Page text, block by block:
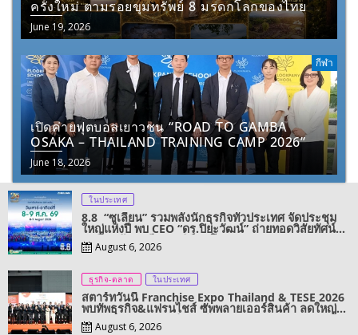
ครั้งใหม่ ตามรอยขุมทรัพย์ 8 มรดกโลกของไทย
June 19, 2026
กีฬา
เปิดค่ายฟุตบอลเยาวชน “ROAD TO GAMBA
OSAKA – THAILAND TRAINING CAMP 2026”
June 18, 2026
ในประเทศ
8.8 “ซูเลียน” รวมพลังนักธุรกิจทั่วประเทศ จัดประชุม
ใหญ่แห่งปี พบ CEO “ดร.ปิยะวัฒน์” ถ่ายทอดวิสัยทัศน์
ธุรกิจ พร้อมฟรีคอนเสิร์ต “โชค รถแห่” ยกวง
August 6, 2026
ธุรกิจ-ตลาด ในประเทศ
สตาร์ทวันนี้ Franchise Expo Thailand & TESE 2026
พบทัพธุรกิจ&แฟรนไชส์ ซัพพลายเออร์สินค้า ลดใหญ่
กว่า 250 บูธ คาดเงินสะพัด 220 ลบ.
August 6, 2026